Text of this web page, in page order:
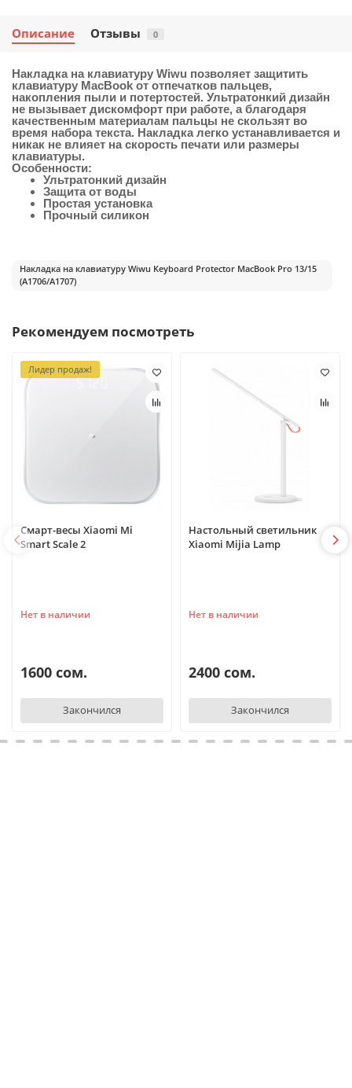
Описание Отзывы 0
Накладка на клавиатуру Wiwu позволяет защитить
клавиатуру MacBook от отпечатков пальцев,
накопления пыли и потертостей. Ультратонкий дизайн
не вызывает дискомфорт при работе, а благодаря
качественным материалам пальцы не скользят во
время набора текста. Накладка легко устанавливается и
никак не влияет на скорость печати или размеры
клавиатуры.
Особенности:
Ультратонкий дизайн
Защита от воды
Простая установка
Прочный силикон
Накладка на клавиатуру Wiwu Keyboard Protector MacBook Pro 13/15
(A1706/A1707)
Рекомендуем посмотреть
Лидер продаж!
Смарт-весы Xiaomi Mi
Smart Scale 2
Нет в наличии
1600 сом.
Закончился
Настольный светильник
Xiaomi Mijia Lamp
Нет в наличии
2400 сом.
Закончился